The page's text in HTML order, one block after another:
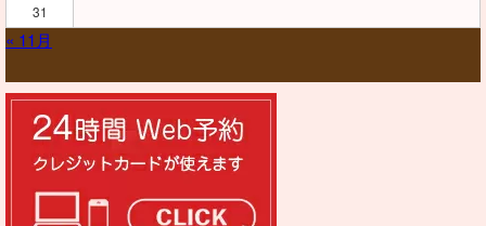
31
« 11月